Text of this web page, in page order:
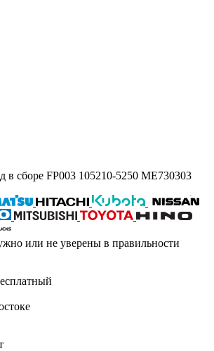
в сборе FP003 105210-5250 ME730303
или не уверены в правильности